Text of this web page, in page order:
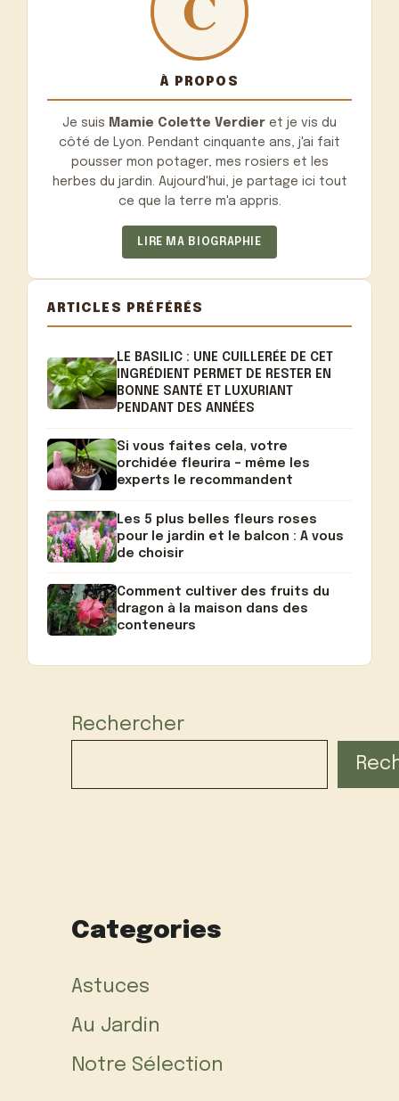
À PROPOS
Je suis Mamie Colette Verdier et je vis du
côté de Lyon. Pendant cinquante ans, j'ai fait
pousser mon potager, mes rosiers et les
herbes du jardin. Aujourd'hui, je partage ici tout
ce que la terre m'a appris.
LIRE MA BIOGRAPHIE
ARTICLES PRÉFÉRÉS
LE BASILIC : UNE CUILLERÉE DE CET
INGRÉDIENT PERMET DE RESTER EN
BONNE SANTÉ ET LUXURIANT
PENDANT DES ANNÉES
Si vous faites cela, votre
orchidée fleurira – même les
experts le recommandent
Les 5 plus belles fleurs roses
pour le jardin et le balcon : A vous
de choisir
Comment cultiver des fruits du
dragon à la maison dans des
conteneurs
Rechercher
Categories
Astuces
Au Jardin
Notre Sélection